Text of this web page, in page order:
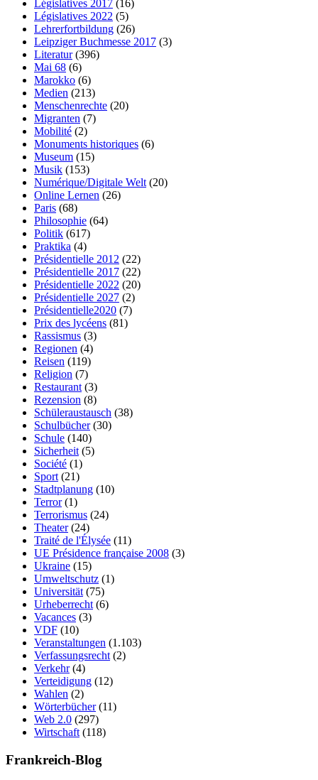
Législatives 2017 (16)
Législatives 2022 (5)
Lehrerfortbildung (26)
Leipziger Buchmesse 2017 (3)
Literatur(396)
Mai 68 (6)
Marokko (6)
Medien (213)
Menschenrechte (20)
Migranten (7)
Mobilité (2)
Monuments historiques (6)
Museum (15)
Musik (153)
Numérique/Digitale Welt (20)
Online Lernen (26)
Paris (68)
Philosophie (64)
Politik (617)
Praktika (4)
Présidentielle 2012 (22)
Présidentielle 2017 (22)
Présidentielle 2022 (20)
Présidentielle 2027 (2)
Présidentielle2020 (7)
Prix des lycéens (81)
Rassismus (3)
Regionen (4)
Reisen (119)
Religion (7)
Restaurant (3)
Rezension (8)
Schüleraustausch (38)
Schulbücher(30)
Schule (140)
Sicherheit (5)
Société (1)
Sport (21)
Stadtplanung (10)
Terror(1)
Terrorismus (24)
Theater(24)
Traité de l'Élysée (11)
UE Présidence française 2008 (3)
Ukraine (15)
Umweltschutz (1)
Universität (75)
Urheberrecht (6)
Vacances (3)
VDF (10)
Veranstaltungen (1.103)
Verfassungsrecht (2)
Verkehr(4)
Verteidigung (12)
Wahlen (2)
Wörterbücher(11)
Web 2.0 (297)
Wirtschaft (118)
Frankreich-Blog